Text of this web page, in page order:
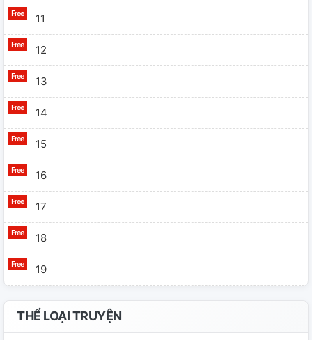
11
12
13
14
15
16
17
18
19
20
21
THỂ LOẠI TRUYỆN